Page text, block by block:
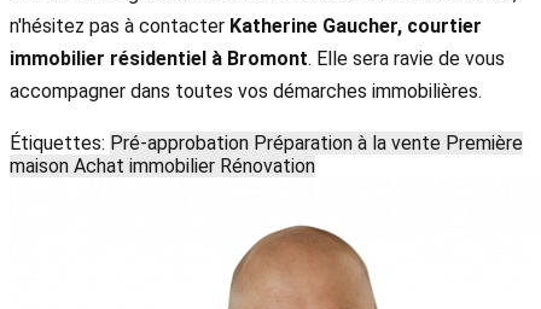
n'hésitez pas à contacter Katherine Gaucher, courtier
immobilier résidentiel à Bromont. Elle sera ravie de vous
accompagner dans toutes vos démarches immobilières.
Étiquettes: Pré-approbation Préparation à la vente Première
maison Achat immobilier Rénovation